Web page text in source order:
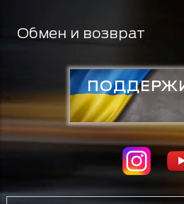
Обмен и возврат